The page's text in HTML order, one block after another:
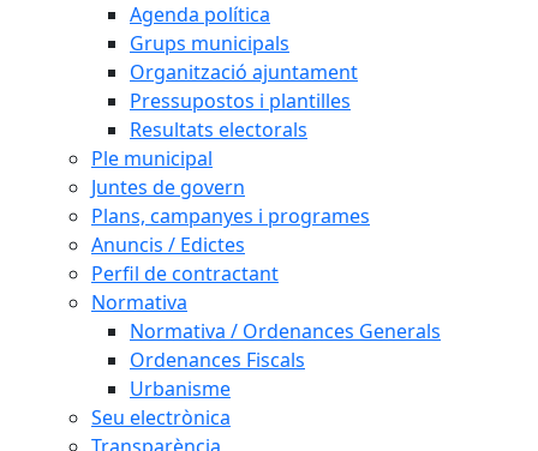
Agenda política
Grups municipals
Organització ajuntament
Pressupostos i plantilles
Resultats electorals
Ple municipal
Juntes de govern
Plans, campanyes i programes
Anuncis / Edictes
Perfil de contractant
Normativa
Normativa / Ordenances Generals
Ordenances Fiscals
Urbanisme
Seu electrònica